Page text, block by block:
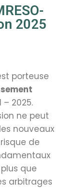
2025
porteuse
2025.
ne peut
nouveaux
de
que
arbitrages